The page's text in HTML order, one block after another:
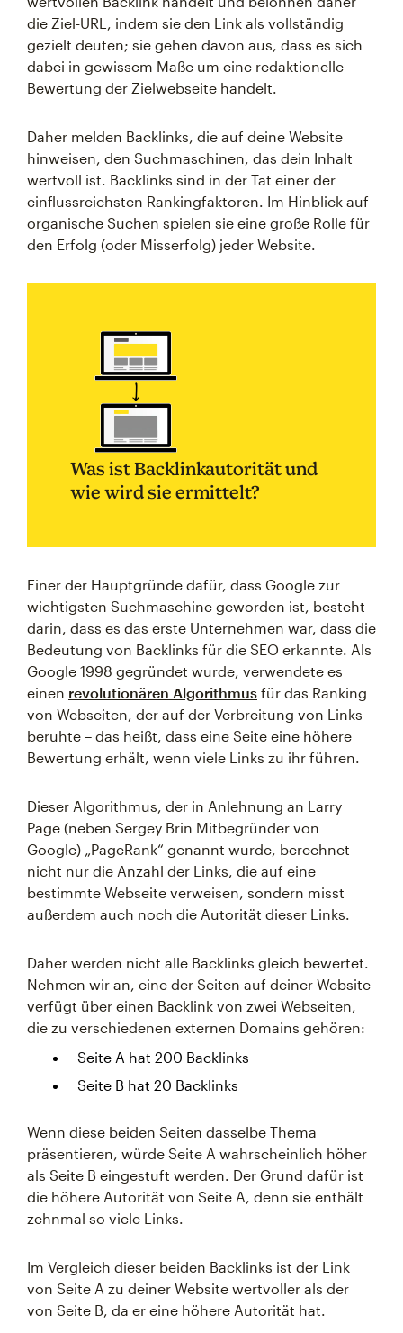
die Ziel-URL, indem sie den Link als vollständig
gezielt deuten; sie gehen davon aus, dass es sich
dabei in gewissem Maße um eine redaktionelle
Bewertung der Zielwebseite handelt.
Daher melden Backlinks, die auf deine Website
hinweisen, den Suchmaschinen, das dein Inhalt
wertvoll ist. Backlinks sind in der Tat einer der
einflussreichsten Rankingfaktoren. Im Hinblick auf
organische Suchen spielen sie eine große Rolle für
den Erfolg (oder Misserfolg) jeder Website.
Was ist Backlinkautorität und
wie wird sie ermittelt?
Einer der Hauptgründe dafür, dass Google zur
wichtigsten Suchmaschine geworden ist, besteht
darin, dass es das erste Unternehmen war, dass die
Bedeutung von Backlinks für die SEO erkannte. Als
Google 1998 gegründet wurde, verwendete es
einen revolutionären Algorithmus für das Ranking
von Webseiten, der auf der Verbreitung von Links
beruhte – das heißt, dass eine Seite eine höhere
Bewertung erhält, wenn viele Links zu ihr führen.
Dieser Algorithmus, der in Anlehnung an Larry
Page (neben Sergey Brin Mitbegründer von
Google) „PageRank“ genannt wurde, berechnet
nicht nur die Anzahl der Links, die auf eine
bestimmte Webseite verweisen, sondern misst
außerdem auch noch die Autorität dieser Links.
Daher werden nicht alle Backlinks gleich bewertet.
Nehmen wir an, eine der Seiten auf deiner Website
verfügt über einen Backlink von zwei Webseiten,
die zu verschiedenen externen Domains gehören:
Seite A hat 200 Backlinks
Seite B hat 20 Backlinks
Wenn diese beiden Seiten dasselbe Thema
präsentieren, würde Seite A wahrscheinlich höher
als Seite B eingestuft werden. Der Grund dafür ist
die höhere Autorität von Seite A, denn sie enthält
zehnmal so viele Links.
Im Vergleich dieser beiden Backlinks ist der Link
von Seite A zu deiner Website wertvoller als der
von Seite B, da er eine höhere Autorität hat.